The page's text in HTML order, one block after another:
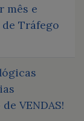
mês e
Tráfego
VENDAS!